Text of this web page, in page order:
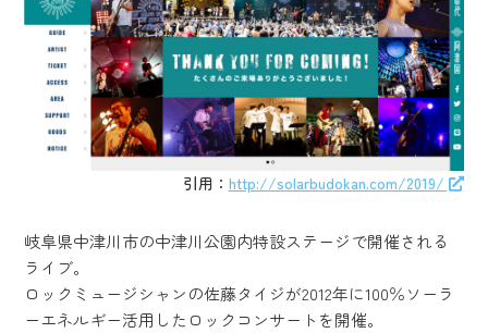
引用： http://solarbudokan.com/2019/
岐阜県中津川市の中津川公園内特設ステージで開催される
ライブ。
ロックミュージシャンの佐藤タイジが2012年に100％ソーラ
ーエネルギー活用したロックコンサートを開催。